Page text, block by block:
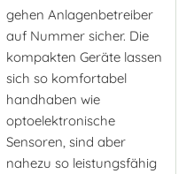
gehen Anlagenbetreiber
auf Nummer sicher. Die
kompakten Geräte lassen
sich so komfortabel
handhaben wie
optoelektronische
Sensoren, sind aber
nahezu so leistungsfähig